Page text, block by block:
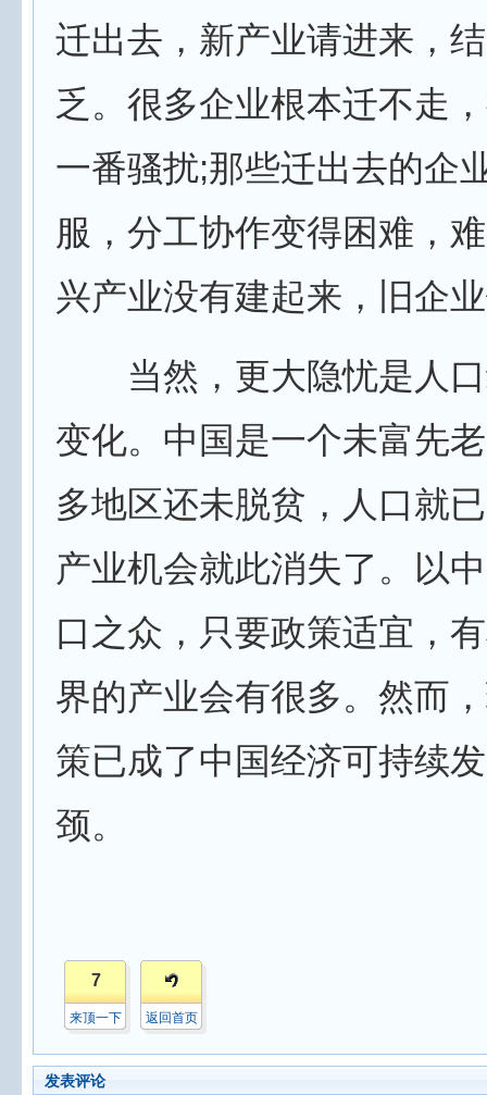
迁出去，新产业请进来，
乏。很多企业根本迁不走
一番骚扰;那些迁出去的企
服，分工协作变得困难，
兴产业没有建起来，旧企
当然，更大隐忧是人口
变化。中国是一个未富先
多地区还未脱贫，人口就
产业机会就此消失了。以
口之众，只要政策适宜，
界的产业会有很多。然而
策已成了中国经济可持续
颈。
7
来顶一下 返回首页
发表评论